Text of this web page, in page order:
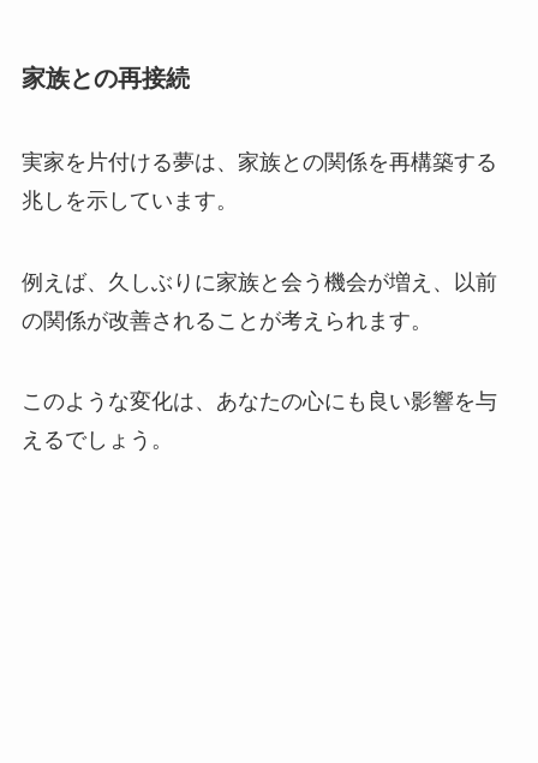
家族との再接続
実家を片付ける夢は、家族との関係を再構築する
兆しを示しています。
例えば、久しぶりに家族と会う機会が増え、以前
の関係が改善されることが考えられます。
このような変化は、あなたの心にも良い影響を与
えるでしょう。